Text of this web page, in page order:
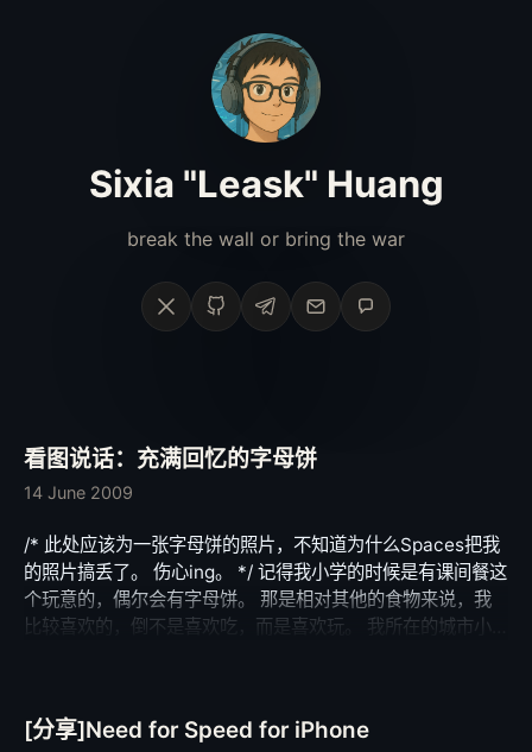
Sixia "Leask" Huang
break the wall or bring the war
X GitHubTelegram
Email Phone
看图说话：充满回忆的字母饼
14 June 2009
/* 此处应该为一张字母饼的照片，不知道为什么Spaces把我
的照片搞丢了。 伤心ing。 */ 记得我小学的时候是有课间餐这
个玩意的，偶尔会有字母饼。 那是相对其他的食物来说，我
比较喜欢的，倒不是喜欢吃，而是喜欢玩。 我所在的城市小
[分享]Need for Speed for iPhone